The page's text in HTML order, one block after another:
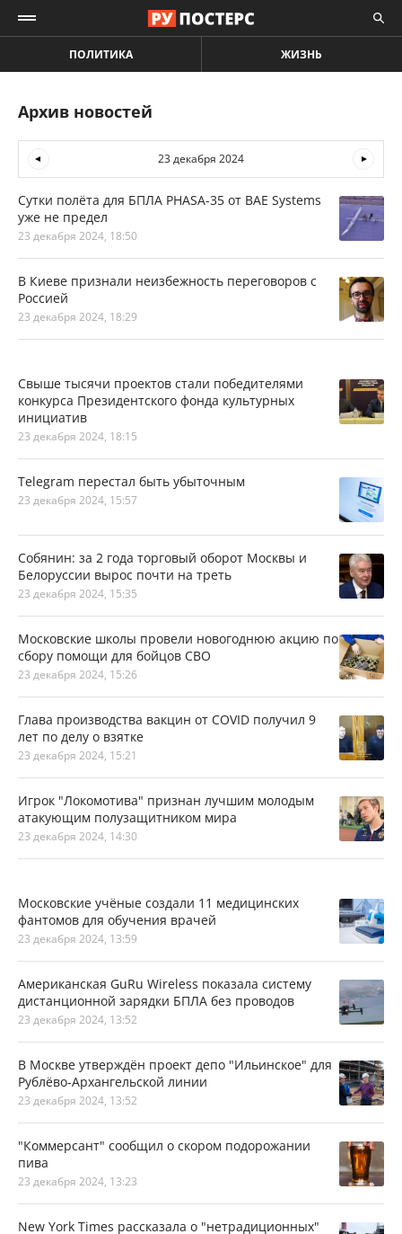
ПОЛИТИКА ЖИЗНЬ
Архив новостей
23 декабря 2024
Сутки полёта для БПЛА PHASA-35 от BAE Systems
уже не предел
23 декабря 2024, 18:50
В Киеве признали неизбежность переговоров с
Россией
23 декабря 2024, 18:29
Свыше тысячи проектов стали победителями
конкурса Президентского фонда культурных
инициатив
23 декабря 2024, 18:15
Telegram перестал быть убыточным
23 декабря 2024, 15:57
Собянин: за 2 года торговый оборот Москвы и
Белоруссии вырос почти на треть
23 декабря 2024, 15:35
Московские школы провели новогоднюю акцию по
сбору помощи для бойцов СВО
23 декабря 2024, 15:26
Глава производства вакцин от COVID получил 9
лет по делу о взятке
23 декабря 2024, 15:21
Игрок "Локомотива" признан лучшим молодым
атакующим полузащитником мира
23 декабря 2024, 14:30
Московские учёные создали 11 медицинских
фантомов для обучения врачей
23 декабря 2024, 13:59
Американская GuRu Wireless показала систему
дистанционной зарядки БПЛА без проводов
23 декабря 2024, 13:52
В Москве утверждён проект депо "Ильинское" для
Рублёво-Архангельской линии
23 декабря 2024, 13:52
"Коммерсант" сообщил о скором подорожании
пива
23 декабря 2024, 13:23
New York Times рассказала о "нетрадиционных"